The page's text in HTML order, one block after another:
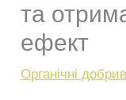
та
ефект
Органічні